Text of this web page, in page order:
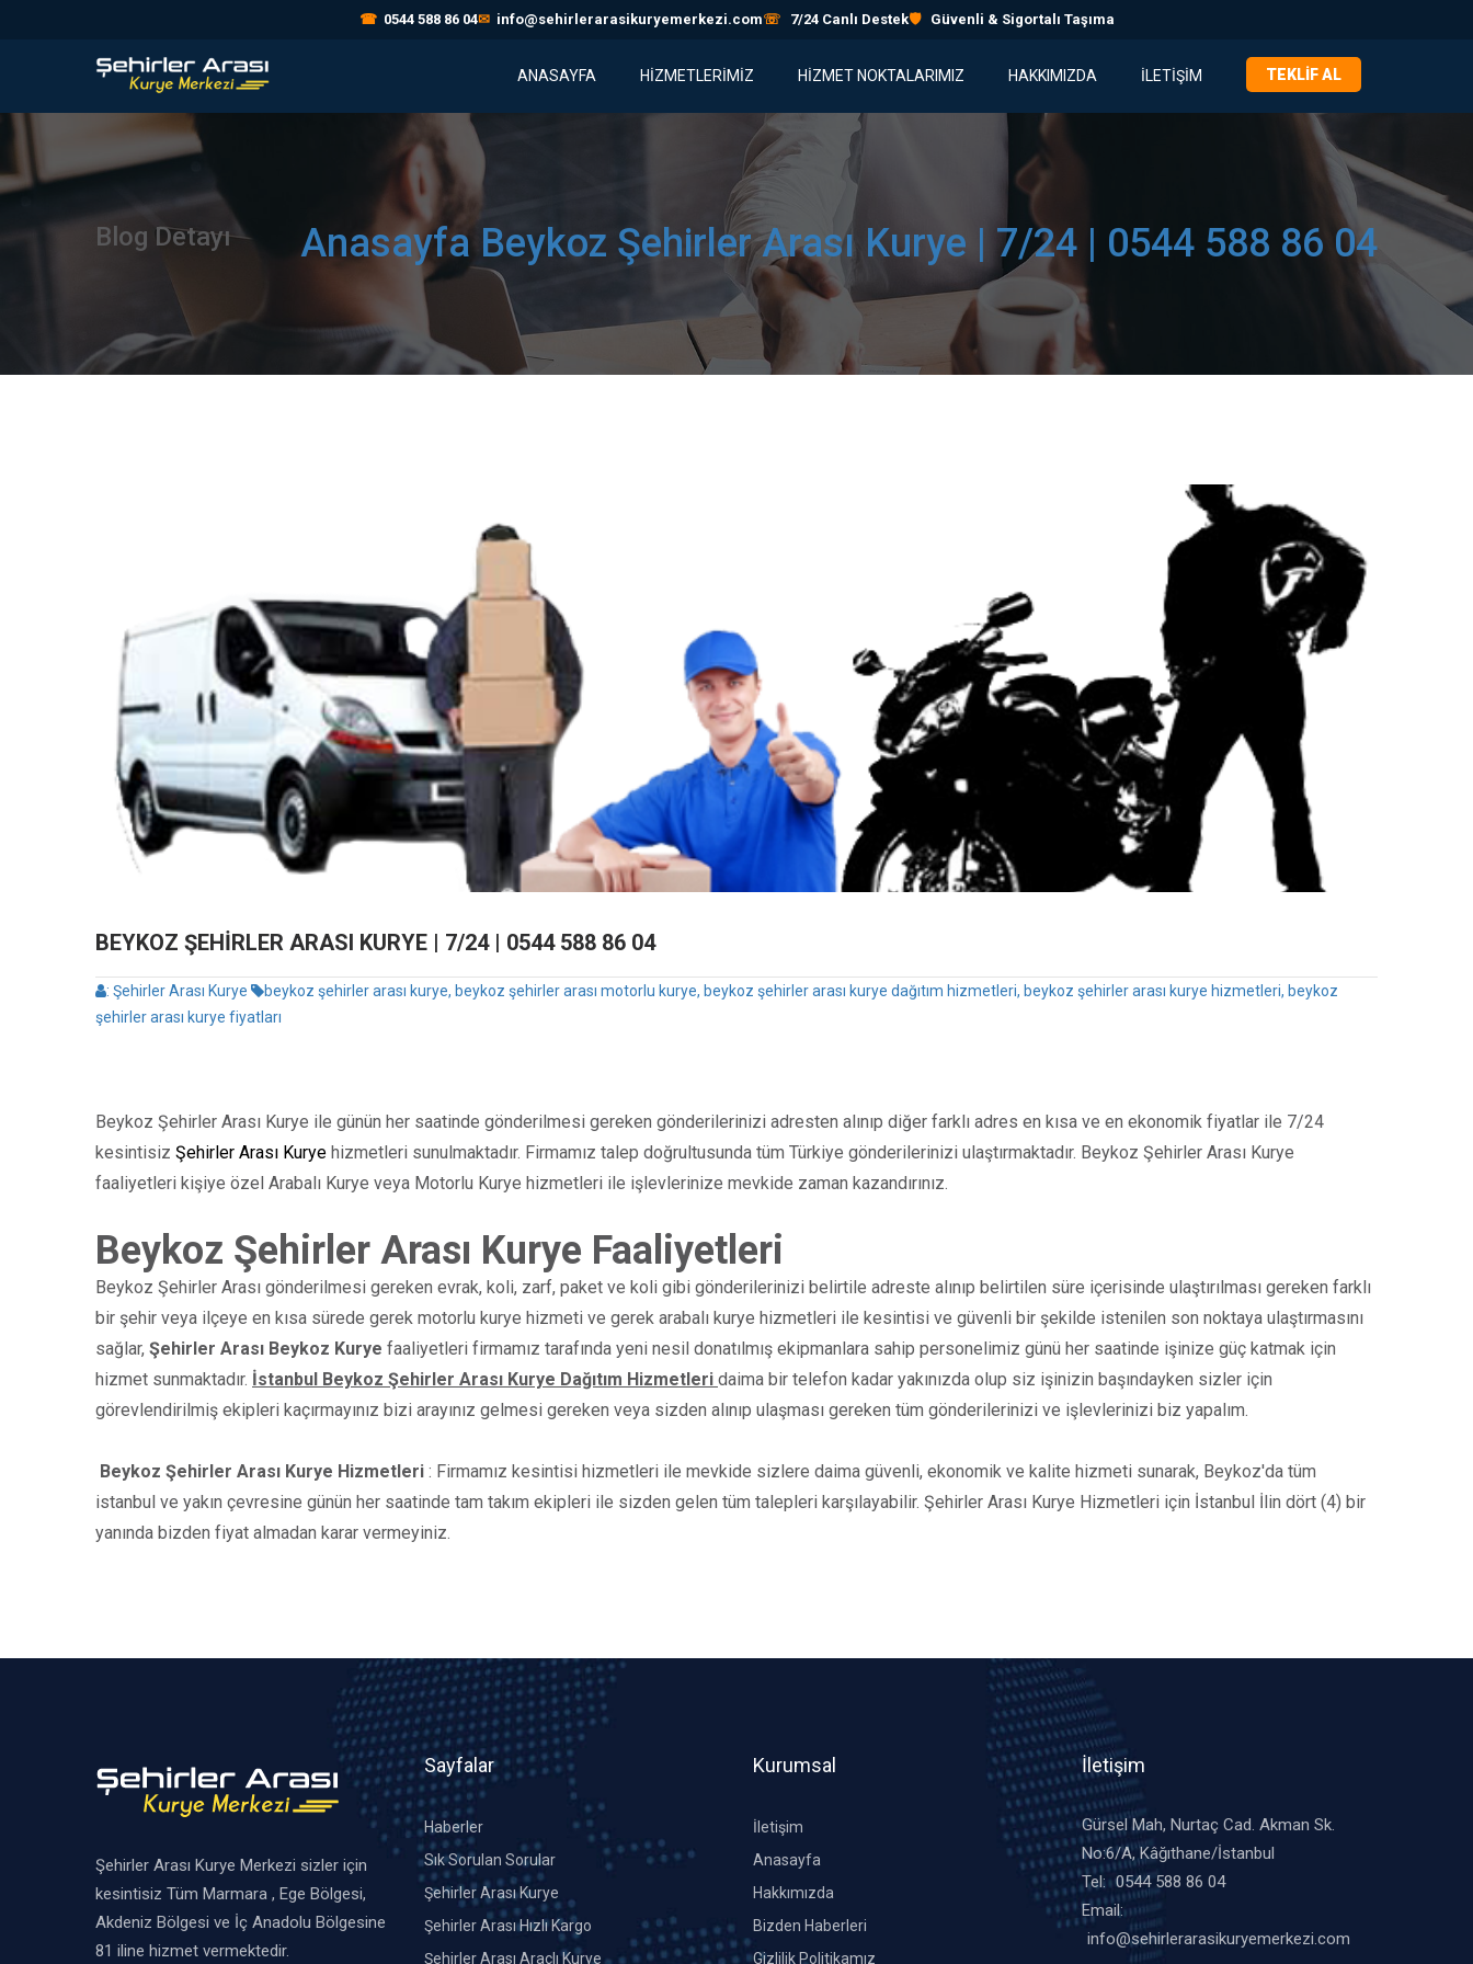
☎ 0544 588 86 04✉ info@sehirlerarasikuryemerkezi.com☏ 7/24 Canlı Destek🛡 Güvenli & Sigortalı Taşıma
ANASAYFA HİZMETLERİMİZ HIZMET NOKTALARIMIZ HAKKIMIZDA İLETIŞIM TEKLIF AL
Blog Detayı Anasayfa Beykoz Şehirler Arası Kurye | 7/24 | 0544 588 86 04
BEYKOZ ŞEHIRLER ARASI KURYE | 7/24 | 0544 588 86 04
: Şehirler Arası Kurye
beykoz şehirler arası kurye, beykoz şehirler arası motorlu kurye, beykoz şehirler arası kurye dağıtım hizmetleri, beykoz şehirler arası kurye hizmetleri, beykoz
şehirler arası kurye fiyatları
Beykoz Şehirler Arası Kurye ile günün her saatinde gönderilmesi gereken gönderilerinizi adresten alınıp diğer farklı adres en kısa ve en ekonomik fiyatlar ile 7/24
kesintisiz Şehirler Arası Kurye hizmetleri sunulmaktadır. Firmamız talep doğrultusunda tüm Türkiye gönderilerinizi ulaştırmaktadır. Beykoz Şehirler Arası Kurye
faaliyetleri kişiye özel Arabalı Kurye veya Motorlu Kurye hizmetleri ile işlevlerinize mevkide zaman kazandırınız.
Beykoz Şehirler Arası Kurye Faaliyetleri
Beykoz Şehirler Arası gönderilmesi gereken evrak, koli, zarf, paket ve koli gibi gönderilerinizi belirtile adreste alınıp belirtilen süre içerisinde ulaştırılması gereken farklı
bir şehir veya ilçeye en kısa sürede gerek motorlu kurye hizmeti ve gerek arabalı kurye hizmetleri ile kesintisi ve güvenli bir şekilde istenilen son noktaya ulaştırmasını
sağlar, Şehirler Arası Beykoz Kurye faaliyetleri firmamız tarafında yeni nesil donatılmış ekipmanlara sahip personelimiz günü her saatinde işinize güç katmak için
hizmet sunmaktadır. İstanbul Beykoz Şehirler Arası Kurye Dağıtım Hizmetleri daima bir telefon kadar yakınızda olup siz işinizin başındayken sizler için
görevlendirilmiş ekipleri kaçırmayınız bizi arayınız gelmesi gereken veya sizden alınıp ulaşması gereken tüm gönderilerinizi ve işlevlerinizi biz yapalım.
Beykoz Şehirler Arası Kurye Hizmetleri : Firmamız kesintisi hizmetleri ile mevkide sizlere daima güvenli, ekonomik ve kalite hizmeti sunarak, Beykoz'da tüm
istanbul ve yakın çevresine günün her saatinde tam takım ekipleri ile sizden gelen tüm talepleri karşılayabilir. Şehirler Arası Kurye Hizmetleri için İstanbul İlin dört (4) bir
yanında bizden fiyat almadan karar vermeyiniz.
Şehirler Arası Kurye Merkezi sizler için
kesintisiz Tüm Marmara , Ege Bölgesi,
Akdeniz Bölgesi ve İç Anadolu Bölgesine
81 iline hizmet vermektedir.
Sayfalar
Haberler
Sık Sorulan Sorular
Şehirler Arası Kurye
Şehirler Arası Hızlı Kargo
Şehirler Arası Araçlı Kurye
Kurumsal
İletişim
Anasayfa
Hakkımızda
Bizden Haberleri
Gizlilik Politikamız
İletişim
Gürsel Mah, Nurtaç Cad. Akman Sk.
No:6/A, Kâğıthane/İstanbul
Tel: 0544 588 86 04
Email:
info@sehirlerarasikuryemerkezi.com